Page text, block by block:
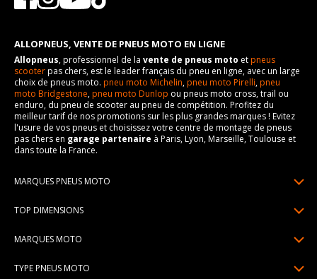
ALLOPNEUS, VENTE DE PNEUS MOTO EN LIGNE
Allopneus, professionnel de la vente de pneus moto etpneus
scooterpas chers, est le leader français du pneu en ligne, avec un large
choix de pneus moto. pneu moto Michelin,pneu moto Pirelli,pneu
moto Bridgestone,pneu moto Dunlop ou pneus moto cross, trail ou
enduro, du pneu de scooter au pneu de compétition. Profitez du
meilleur tarif de nos promotions sur les plus grandes marques ! Evitez
l'usure de vos pneus et choisissez votre centre de montage de pneus
pas chers en garage partenaire à Paris, Lyon, Marseille, Toulouse et
dans toute la France.
MARQUES PNEUS MOTO
Pneus Continental
TOP DIMENSIONS
150/70R17
MARQUES MOTO
TYPE PNEUS MOTO